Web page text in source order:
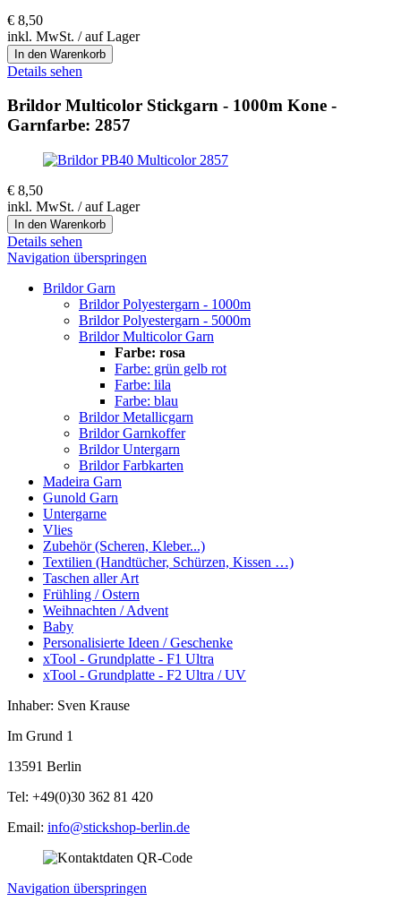
€ 8,50
inkl. MwSt. / auf Lager
Details sehen
Brildor Multicolor Stickgarn - 1000m Kone -
Garnfarbe: 2857
€ 8,50
inkl. MwSt. / auf Lager
Details sehen
Navigation überspringen
Brildor Garn
Brildor Polyestergarn - 1000m
Brildor Polyestergarn - 5000m
Brildor Multicolor Garn
Farbe: rosa
Farbe: grün gelb rot
Farbe: lila
Farbe: blau
Brildor Metallicgarn
Brildor Garnkoffer
Brildor Untergarn
Brildor Farbkarten
Madeira Garn
Gunold Garn
Untergarne
Vlies
Zubehör (Scheren, Kleber...)
Textilien (Handtücher, Schürzen, Kissen …)
Taschen aller Art
Frühling / Ostern
Weihnachten / Advent
Baby
Personalisierte Ideen / Geschenke
xTool - Grundplatte - F1 Ultra
xTool - Grundplatte - F2 Ultra / UV
Inhaber: Sven Krause
Im Grund 1
13591 Berlin
Tel: +49(0)30 362 81 420
Email: info@stickshop-berlin.de
Navigation überspringen